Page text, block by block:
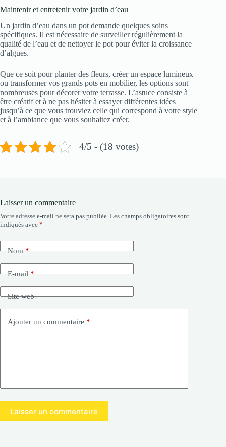
Maintenir et entretenir votre jardin d’eau
Un jardin d’eau dans un pot demande quelques soins
spécifiques. Il est nécessaire de surveiller régulièrement la
qualité de l’eau et de nettoyer le pot pour éviter la croissance
d’algues.
Que ce soit pour planter des fleurs, créer un espace lumineux
ou transformer vos grands pots en mobilier, les options sont
nombreuses pour décorer votre terrasse. L’astuce consiste à
être créatif et à ne pas hésiter à essayer différentes idées
jusqu’à ce que vous trouviez celle qui correspond à votre style
et à l’ambiance que vous souhaitez créer.
4/5 - (18 votes)
Laisser un commentaire
Votre adresse e-mail ne sera pas publiée. Les champs obligatoires sont
indiqués avec *
Nom*
E-mail*
Site web
Ajouter un commentaire *
Laisser un commentaire